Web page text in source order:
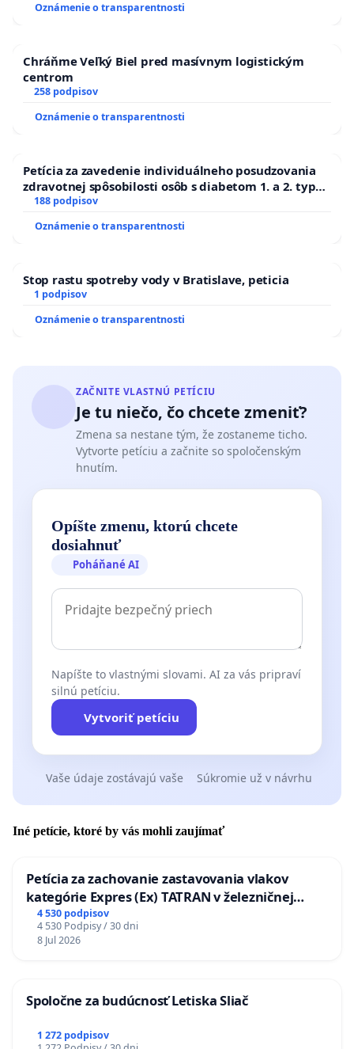
Oznámenie o transparentnosti
Chráňme Veľký Biel pred masívnym logistickým
centrom
258 podpisov
Oznámenie o transparentnosti
Petícia za zavedenie individuálneho posudzovania
zdravotnej spôsobilosti osôb s diabetom 1. a 2. typu
pri prijímaní do Policajného zboru SR
188 podpisov
Oznámenie o transparentnosti
Stop rastu spotreby vody v Bratislave, peticia
1 podpisov
Oznámenie o transparentnosti
ZAČNITE VLASTNÚ PETÍCIU
Je tu niečo, čo chcete zmeniť?
Zmena sa nestane tým, že zostaneme ticho.
Vytvorte petíciu a začnite so spoločenským
hnutím.
Opíšte zmenu, ktorú chcete
dosiahnuť
Poháňané AI
Napíšte to vlastnými slovami. AI za vás pripraví
silnú petíciu.
Vytvoriť petíciu
Vaše údaje zostávajú vaše Súkromie už v návrhu
Iné petície, ktoré by vás mohli zaujímať
Petícia za zachovanie zastavovania vlakov
kategórie Expres (Ex) TATRAN v železničnej
stanici Púchov
4 530 podpisov
4 530 Podpisy / 30 dni
8 Jul 2026
Spoločne za budúcnosť Letiska Sliač
1 272 podpisov